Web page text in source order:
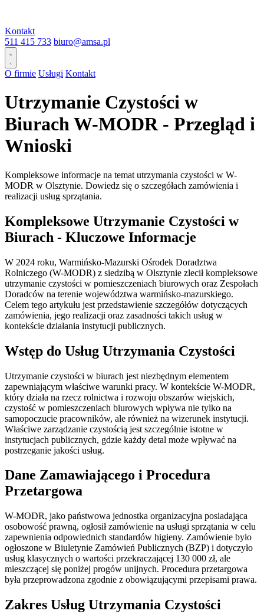
Kontakt
511 415 733 biuro@amsa.pl
O firmie Usługi Kontakt
Utrzymanie Czystości w
Biurach W-MODR - Przegląd i
Wnioski
Kompleksowe informacje na temat utrzymania czystości w W-
MODR w Olsztynie. Dowiedz się o szczegółach zamówienia i
realizacji usług sprzątania.
Kompleksowe Utrzymanie Czystości w
Biurach - Kluczowe Informacje
W 2024 roku, Warmińsko-Mazurski Ośrodek Doradztwa
Rolniczego (W-MODR) z siedzibą w Olsztynie zlecił kompleksowe
utrzymanie czystości w pomieszczeniach biurowych oraz Zespołach
Doradców na terenie województwa warmińsko-mazurskiego.
Celem tego artykułu jest przedstawienie szczegółów dotyczących
zamówienia, jego realizacji oraz zasadności takich usług w
kontekście działania instytucji publicznych.
Wstęp do Usług Utrzymania Czystości
Utrzymanie czystości w biurach jest niezbędnym elementem
zapewniającym właściwe warunki pracy. W kontekście W-MODR,
który działa na rzecz rolnictwa i rozwoju obszarów wiejskich,
czystość w pomieszczeniach biurowych wpływa nie tylko na
samopoczucie pracowników, ale również na wizerunek instytucji.
Właściwe zarządzanie czystością jest szczególnie istotne w
instytucjach publicznych, gdzie każdy detal może wpływać na
postrzeganie jakości usług.
Dane Zamawiającego i Procedura
Przetargowa
W-MODR, jako państwowa jednostka organizacyjna posiadająca
osobowość prawną, ogłosił zamówienie na usługi sprzątania w celu
zapewnienia odpowiednich standardów higieny. Zamówienie było
ogłoszone w Biuletynie Zamówień Publicznych (BZP) i dotyczyło
usług klasycznych o wartości przekraczającej 130 000 zł, ale
mieszczącej się poniżej progów unijnych. Procedura przetargowa
była przeprowadzona zgodnie z obowiązującymi przepisami prawa.
Zakres Usług Utrzymania Czystości